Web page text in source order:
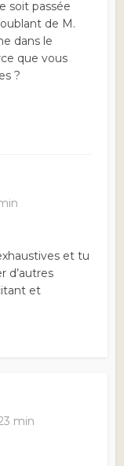
soit passée
de M.
dans le
que vous
?
et tu
d’autres
et
min